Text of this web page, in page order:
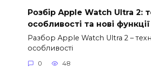
Розбір Apple Watch Ultra 2:
особливості та нові функції
Разбор Apple Watch Ultra 2 –
особливості
0 48